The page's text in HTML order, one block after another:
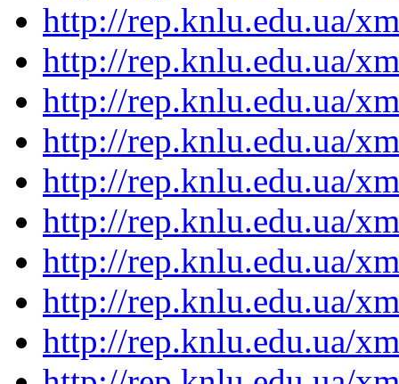
http://rep.knlu.edu.ua/
http://rep.knlu.edu.ua/
http://rep.knlu.edu.ua/
http://rep.knlu.edu.ua/
http://rep.knlu.edu.ua/
http://rep.knlu.edu.ua/
http://rep.knlu.edu.ua/
http://rep.knlu.edu.ua/
http://rep.knlu.edu.ua/